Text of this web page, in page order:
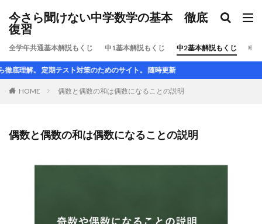
今さら聞けない中学数学の基本 徹底
復習
全学年共通基本解説もくじ 中1基本解説もくじ 中2基本解説もくじ 中3
テスト対策のためのサイト。 随時更新
HOME 偶数と偶数の和は偶数になることの説明
偶数と偶数の和は偶数になることの説明